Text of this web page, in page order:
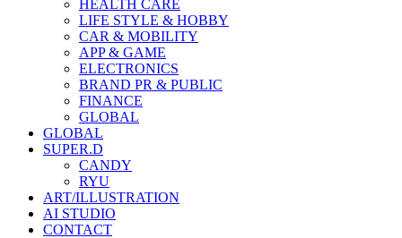
HEALTH CARE
LIFE STYLE & HOBBY
CAR & MOBILITY
APP & GAME
ELECTRONICS
BRAND PR & PUBLIC
FINANCE
GLOBAL
GLOBAL
SUPER.D
CANDY
RYU
ART/ILLUSTRATION
AI STUDIO
CONTACT